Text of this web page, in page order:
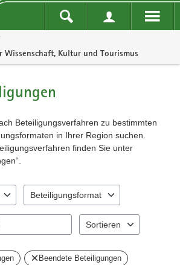
Kultur und Tourismus
Beteiligungsverfahren zu bestimmten
in Ihrer Region suchen.
finden Sie unter
Beteiligungsformat
Sortieren
Beendete Beteiligungen